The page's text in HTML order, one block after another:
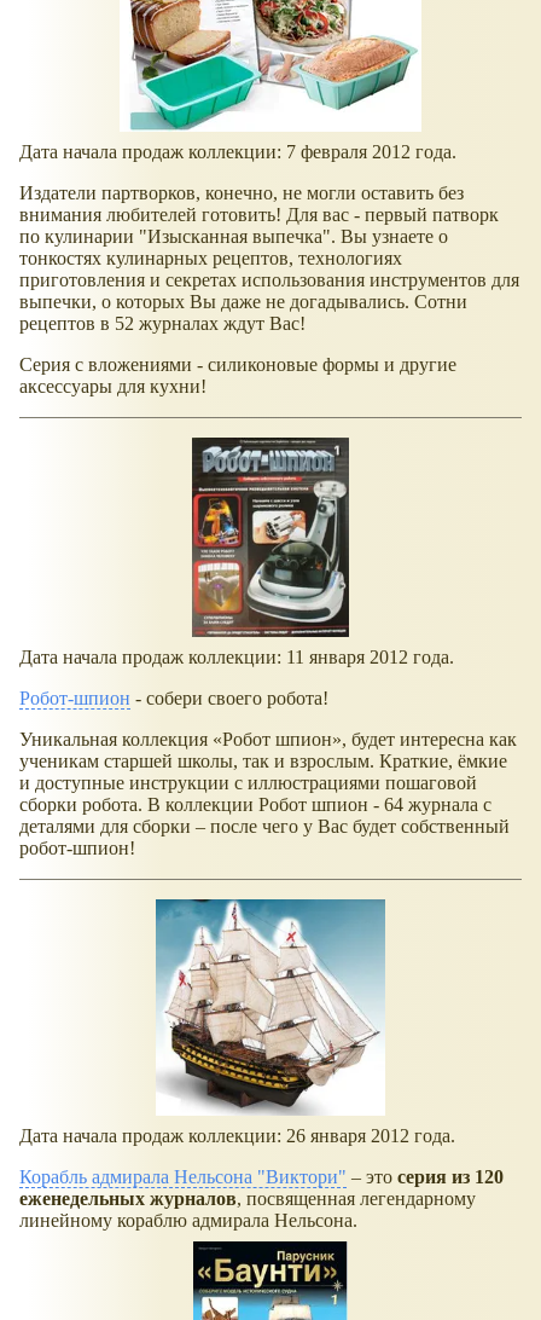
Дата начала продаж коллекции: 7 февраля 2012 года.
Издатели партворков, конечно, не могли оставить без
внимания любителей готовить! Для вас - первый патворк
по кулинарии "Изысканная выпечка". Вы узнаете о
тонкостях кулинарных рецептов, технологиях
приготовления и секретах использования инструментов для
выпечки, о которых Вы даже не догадывались. Сотни
рецептов в 52 журналах ждут Вас!
Серия с вложениями - силиконовые формы и другие
аксессуары для кухни!
Дата начала продаж коллекции: 11 января 2012 года.
Робот-шпион - собери своего робота!
Уникальная коллекция
Робот шпион , будет интересна как
ученикам старшей школы, так и взрослым. Краткие, ёмкие
и доступные инструкции с иллюстрациями пошаговой
сборки робота. В коллекции Робот шпион - 64 журнала с
деталями для сборки – после чего у Вас будет собственный
робот-шпион!
Дата начала продаж коллекции: 26 января 2012 года.
Корабль адмирала Нельсона "Виктори" – это серия из 120
еженедельных журналов, посвященная легендарному
линейному кораблю адмирала Нельсона.